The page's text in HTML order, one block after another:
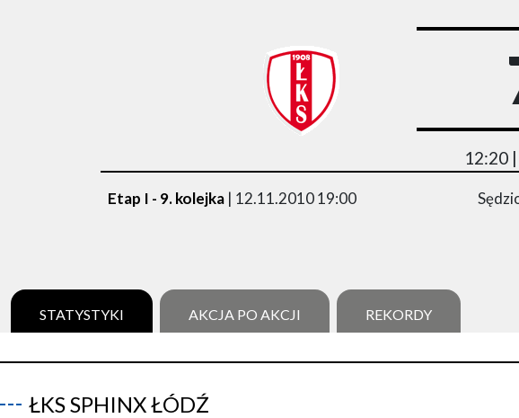
12:20
Etap I - 9. kolejka | 12.11.2010 19:00
STATYSTYKI AKCJA PO AKCJI REKORDY
ŁKS SPHINX ŁÓDŹ